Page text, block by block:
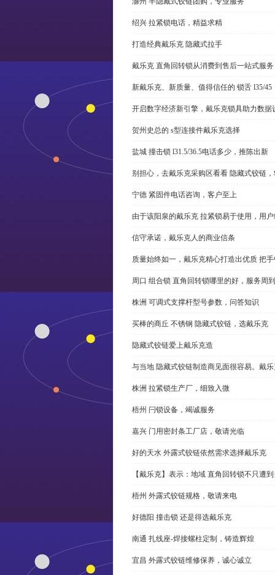
绍兴 拉紧锁电话，精益求精
打造经典戴乐克 隐藏式拉手
戴乐克 直角回转锁从消费到售后一站式服务
新戴乐克、新质量、值得信任的 锁舌 l35/45
开启数字经济新引擎，戴乐克锁具助力数据
贺州史总的 s型连接件戴乐克选择
盐城 撞击锁 l31.5/36.5电话多少，推陈出新
别担心，去戴乐克采购区看看 隐藏式铰链
宁德 紧固件电话咨询，客户至上
由于该阳泉的戴乐克 拉紧锁易于使用，用
信守承诺，戴乐克人的商业信条
质量始终如一，戴乐克精心打造出优质 把
周口 组合锁 直角回转锁哪里的好，服务周到
株洲 可调式支撑杆型号参数，问答知识
买棒的商丘 不锈钢 隐藏式铰链，选戴乐克
隐藏式铰链爱上戴乐克造
与当地 隐藏式铰链制造商见面很容易。戴
株洲 拉紧锁生产厂，细致入微
梧州 闩锁设备，竭诚服务
嘉兴 门用密封条工厂店，敬请光临
好的天水 外露式铰链依然需求选择戴乐克
【戴乐克】表示：地域 直角回转锁不只遭
梧州 外露式铰链规格，敬请来电
好德阳 撞击锁 还是得选戴乐克
南通 扎线座-焊接螺柱定制，铸造辉煌
宜昌 外露式铰链维修保养，诚心诚立